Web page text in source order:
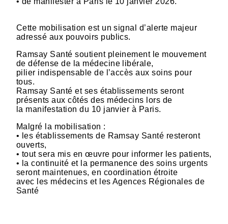
Cette mobilisation est un signal d’alerte majeur
adressé aux pouvoirs publics.
Ramsay Santé soutient pleinement le mouvement
de défense de la médecine libérale,
pilier indispensable de l’accès aux soins pour
tous.
Ramsay Santé et ses établissements seront
présents aux côtés des médecins lors de
la manifestation du 10 janvier à Paris.
Malgré la mobilisation :
• les établissements de Ramsay Santé resteront
ouverts,
• tout sera mis en œuvre pour informer les patients,
• la continuité et la permanence des soins urgents
seront maintenues, en coordination étroite
avec les médecins et les Agences Régionales de
Santé